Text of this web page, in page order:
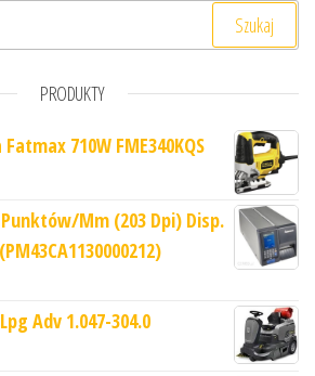
PRODUKTY
710W FME340KQS
Mm (203 Dpi) Disp.
Adv 1.047-304.0